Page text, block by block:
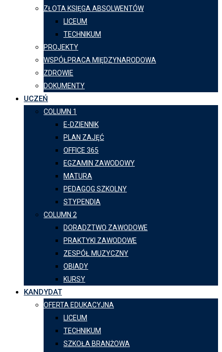
ZŁOTA KSIĘGA ABSOLWENTÓW
LICEUM
TECHNIKUM
PROJEKTY
WSPÓŁPRACA MIĘDZYNARODOWA
ZDROWIE
DOKUMENTY
UCZEŃ
COLUMN 1
E-DZIENNIK
PLAN ZAJĘĆ
OFFICE 365
EGZAMIN ZAWODOWY
MATURA
PEDAGOG SZKOLNY
STYPENDIA
COLUMN 2
DORADZTWO ZAWODOWE
PRAKTYKI ZAWODOWE
ZESPÓŁ MUZYCZNY
OBIADY
KURSY
KANDYDAT
OFERTA EDUKACYJNA
LICEUM
TECHNIKUM
SZKOŁA BRANŻOWA